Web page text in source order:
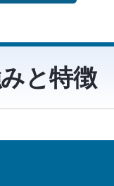
と特徴